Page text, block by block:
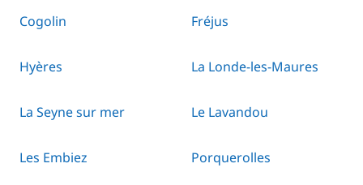
Cogolin Fréjus
Hyères La Londe-les-Maures
La Seyne sur mer Le Lavandou
Les Embiez Porquerolles